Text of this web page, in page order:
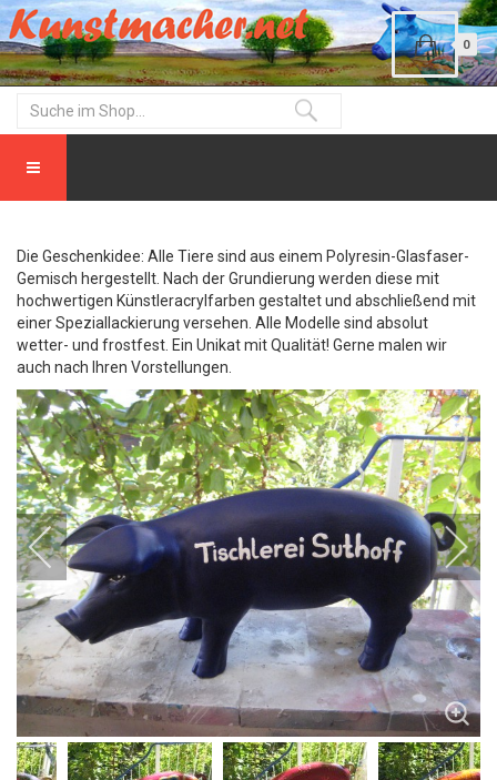
0
Die Geschenkidee: Alle Tiere sind aus einem Polyresin-Glasfaser-
Gemisch hergestellt. Nach der Grundierung werden diese mit
hochwertigen Künstleracrylfarben gestaltet und abschließend mit
einer Speziallackierung versehen. Alle Modelle sind absolut
wetter- und frostfest. Ein Unikat mit Qualität! Gerne malen wir
auch nach Ihren Vorstellungen.